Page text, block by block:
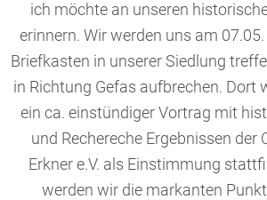
ich möchte an unseren
erinnern. Wir werden uns am
Briefkasten in unserer Siedlung
in Richtung Gefas aufbrechen. Dort
ein ca. einstündiger Vortrag mit
und Rechereche Ergebnissen der
Erkner e.V. als Einstimmung
werden wir die markanten